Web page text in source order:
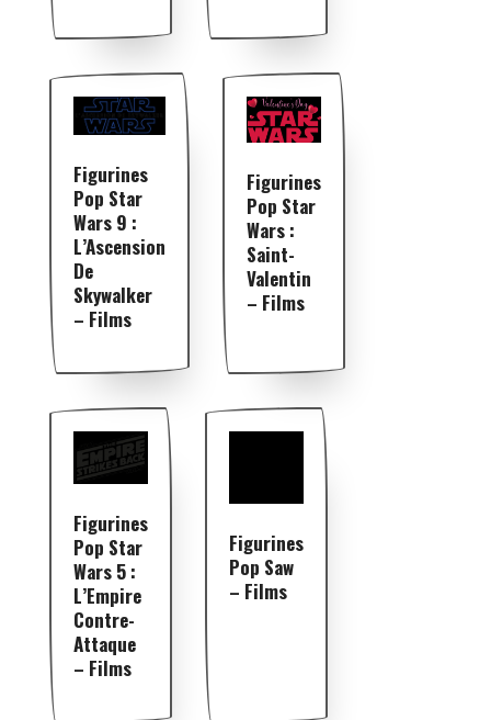
Figurines
Pop Star
Wars 9 :
L’Ascension
De
Skywalker
– Films
Figurines
Pop Star
Wars :
Saint-
Valentin
– Films
Figurines
Pop Star
Wars 5 :
L’Empire
Contre-
Attaque
– Films
Figurines
Pop Saw
– Films